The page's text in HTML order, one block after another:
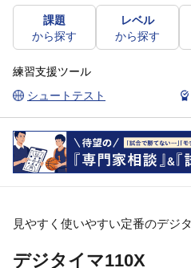
課題
から探す
レベル
から探す
練習支援ツール
シュートテスト
見やすく使いやすい定番のデジ
デジタイマ110X